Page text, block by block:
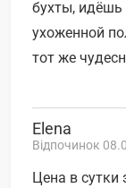
бухты, идёшь
ухоженной
тот же
Elena
Відпочинок
Цена в